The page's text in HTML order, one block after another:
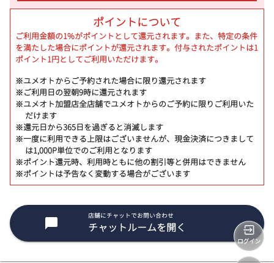
ポイントについて
ご利用金額の1%がポイントとして還元されます。また、特定の条件
を満たした場合にポイントが還元されます。付与されたポイントは1
ポイント1円としてご利用いただけます。
※ユメオトからご予約された場合に限り還元されます
※ご利用日の翌朝9時に還元されます
※ユメオト加盟店全店舗でユメオトからのご予約に限りご利用いた
だけます
※還元日から365日を過ぎると消滅します
※一度に利用できる上限はございませんが、現金決済につきまして
は1,000P単位でのご利用となります
※ポイント還元時、利用時ともに他の割引等と併用はできません
※ポイントは予告なく変動する場合がございます
店舗にチャットでお問い合わせ
チャットルームを開く